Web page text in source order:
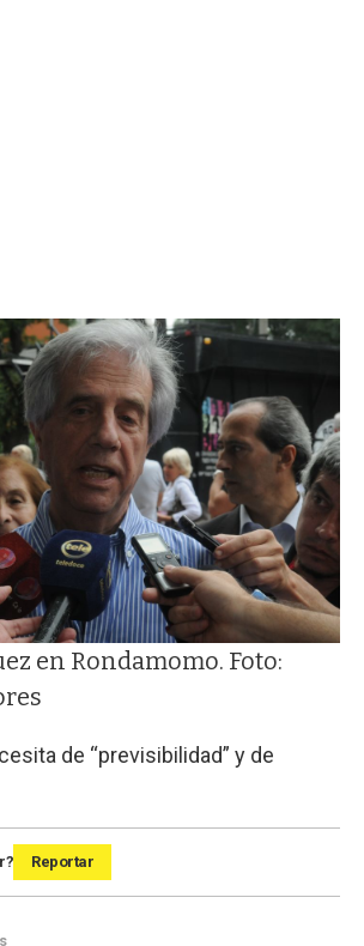
en Rondamomo. Foto:
de “previsibilidad” y de
Reportar